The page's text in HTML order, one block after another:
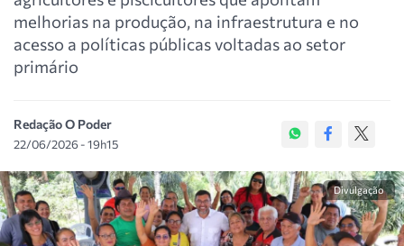
melhorias na produção, na infraestrutura e no
acesso a políticas públicas voltadas ao setor
primário
Redação O Poder
22/06/2026 - 19h15
Divulgação